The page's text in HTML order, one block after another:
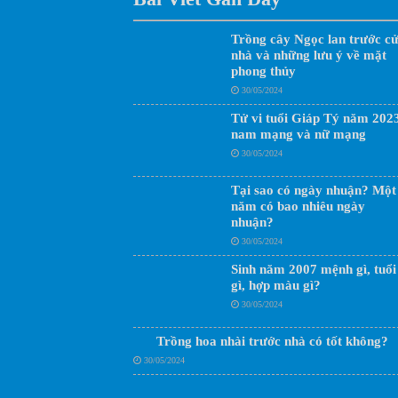
Trồng cây Ngọc lan trước
nhà và những lưu ý về mặt
phong thủy
30/05/2024
Tử vi tuổi Giáp Tý năm
nam mạng và nữ mạng
30/05/2024
Tại sao có ngày nhuận? Một
năm có bao nhiêu ngày
nhuận?
30/05/2024
Sinh năm 2007 mệnh gì, tuổi
gì, hợp màu gì?
30/05/2024
Trồng hoa nhài trước nhà có tốt không?
30/05/2024